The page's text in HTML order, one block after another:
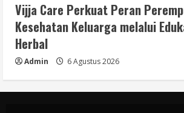
Vijja Care Perkuat Peran
Kesehatan Keluarga melalui
Herbal
Admin 6 Agustus 2026